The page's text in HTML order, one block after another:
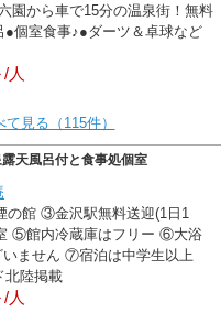
園から車で15分の温泉街！無料
個室食事♪●ダーツ＆卓球など
人
見る（115件）
天風呂付と食事処個室
館 ③金沢駅無料送迎(1日1
⑤館内冷蔵庫はフリー ⑥大浴
ません ⑦宿泊は中学生以上
北陸掲載
人